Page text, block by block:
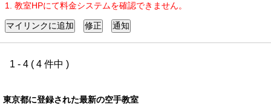
1. 教室HPにて料金システムを確認できません。
1 - 4 ( 4 件中 )
東京都に登録された最新の空手教室